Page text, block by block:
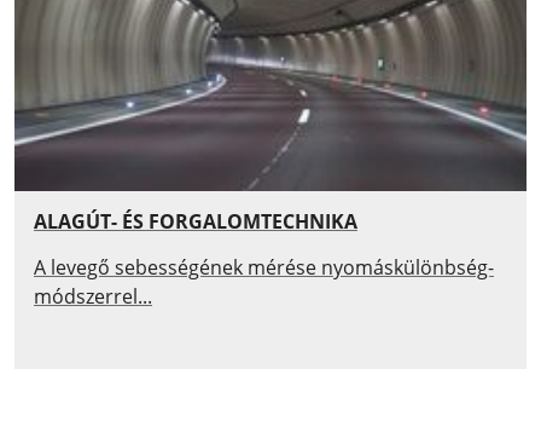
ALAGÚT- ÉS FORGALOMTECHNIKA
A levegő sebességének mérése nyomáskülönbség-
módszerrel...